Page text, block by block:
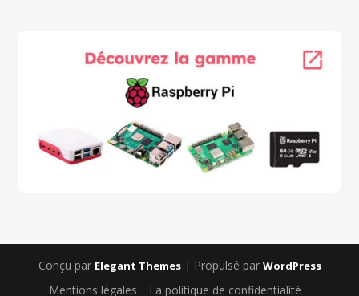
Conçu par Elegant Themes| Propulsé par WordPress
Mentions légales La politique de confidentialité